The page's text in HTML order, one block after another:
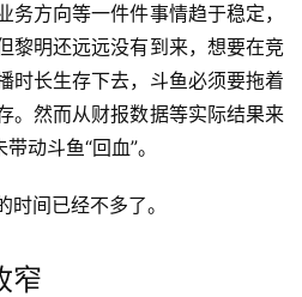
务方向等一件件事情趋于稳定，
黎明还远远没有到来，想要在竞
时长生存下去，斗鱼必须要拖着
。然而从财报数据等实际结果来
动斗鱼“回血”。
间已经不多了。
窄